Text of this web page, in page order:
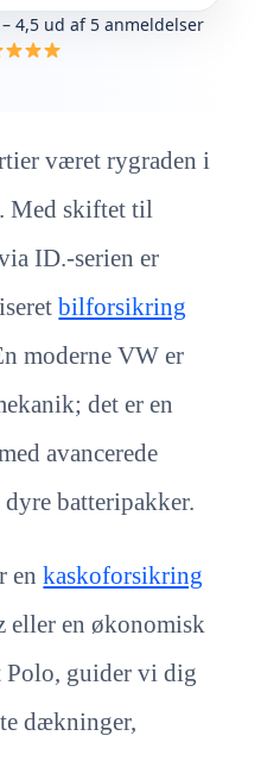
– 4,5 ud af 5 anmeldelser
været rygraden i
Med skiftet til
ID.-serien er
bilforsikring
moderne VW er
det er en
avancerede
dyre batteripakker.
enkaskoforsikring
en økonomisk
guider vi dig
dækninger,